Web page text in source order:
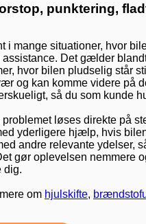
punktering,
i mange situationer, hvor
Det gælder
hvor bilen pludselig står
og kan komme videre på
så du som kunde
problemet løses direkte på
yderligere hjælp, hvis
andre relevante ydelser,
gør oplevelsen nemmere
dig.
om hjulskifte,